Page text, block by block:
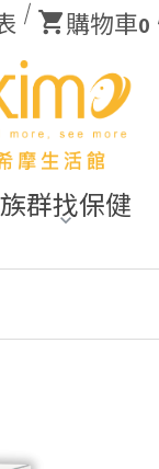
購物車0
族群找保健